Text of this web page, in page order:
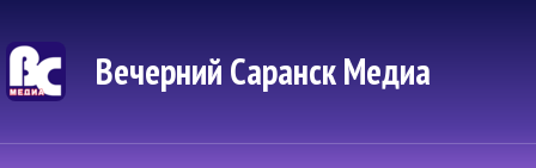
Вечерний Саранск Mедиа